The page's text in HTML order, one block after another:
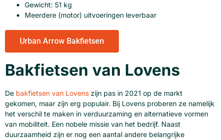
Gewicht: 51 kg
Meerdere (motor) uitvoeringen leverbaar
Urban Arrow Bakfietsen
Bakfietsen van Lovens
De bakfietsen van Lovens zijn pas in 2021 op de markt
gekomen, maar zijn erg populair. Bij Lovens proberen ze namelijk
het verschil te maken in verduurzaming en alternatieve vormen
van mobiliteit. Een nobele missie van het bedrijf. Naast
duurzaamheid zijn er nog een aantal andere belangrijke